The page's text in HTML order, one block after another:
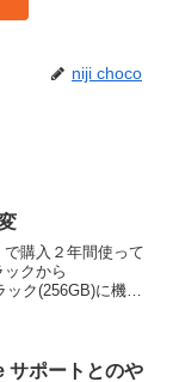
niji choco
購入２年間使って
クから
ク(256GB)に機種
サポートとのや